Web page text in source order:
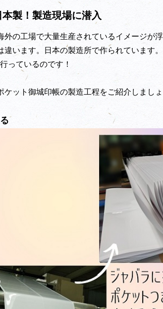
製！製造現場に潜入
の工場で大量生産されているイメージが
います。日本の製造所で作られています
っているのです！
ット御城印帳の製造工程をご紹介しましょ